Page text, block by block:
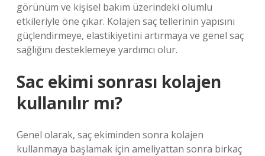
görünüm ve kişisel bakım üzerindeki olumlu
etkileriyle öne çıkar. Kolajen saç tellerinin yapısını
güçlendirmeye, elastikiyetini artırmaya ve genel saç
sağlığını desteklemeye yardımcı olur.
Sac ekimi sonrası kolajen
kullanılır mı?
Genel olarak, saç ekiminden sonra kolajen
kullanmaya başlamak için ameliyattan sonra birkaç